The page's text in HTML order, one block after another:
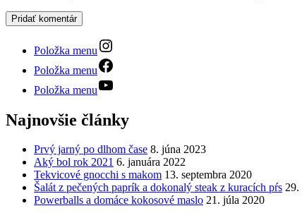
Položka menu
Položka menu
Položka menu
Najnovšie články
Prvý jarný po dlhom čase 8. júna 2023
Aký bol rok 2021 6. januára 2022
Tekvicové gnocchi s makom 13. septembra 2020
Šalát z pečených paprík a dokonalý steak z kuracích pŕs 29.
Powerballs a domáce kokosové maslo 21. júla 2020